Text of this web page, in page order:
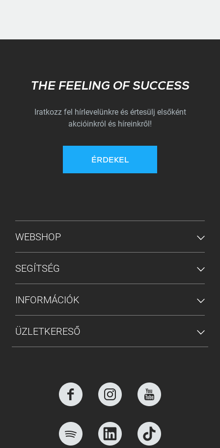
Subscribe
THE FEELING OF SUCCESS
Iratkozz fel hírlevelünkre és értesülj elsőként
akcióinkról és híreinkről!
ÉRDEKEL
ALSÓ MENÜ
WEBSHOP
SEGÍTSÉG
INFORMÁCIÓK
ÜZLETKERESŐ